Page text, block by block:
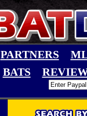
PARTNERS
BATS